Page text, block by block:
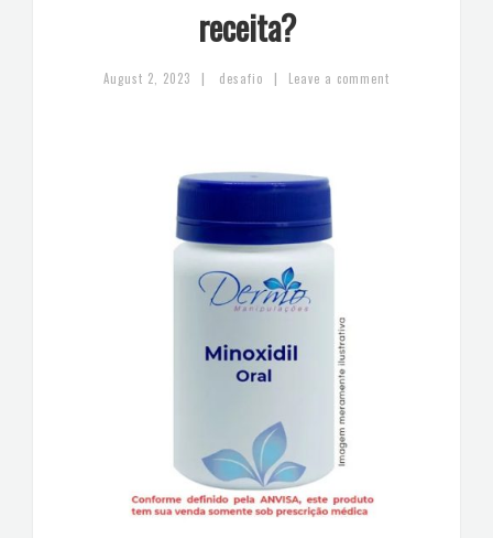
receita?
August 2, 2023 | desafio | Leave a comment